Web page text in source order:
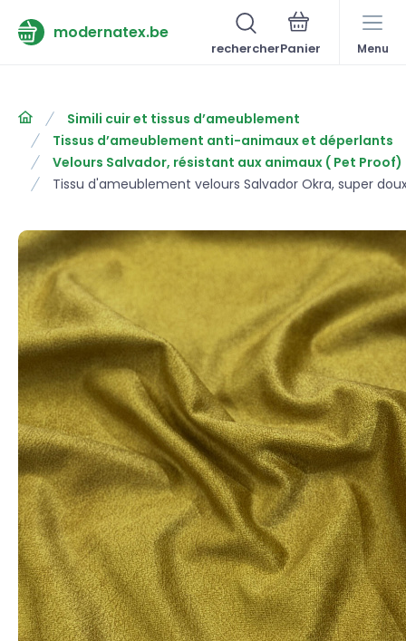
modernatex.be
rechercher Menu
Simili cuir et tissus d’ameublement
Tissus d’ameublement anti-animaux et déperlants
Velours Salvador, résistant aux animaux ( Pet Proof)
Tissu d'ameublement velours Salvador Okra, super